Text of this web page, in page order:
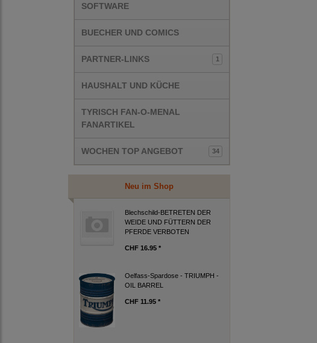
SOFTWARE
BUECHER UND COMICS
PARTNER-LINKS 1
HAUSHALT UND KÜCHE
TYRISCH FAN-O-MENAL
FANARTIKEL
WOCHEN TOP ANGEBOT 34
Neu im Shop
Blechschild-BETRETEN DER
WEIDE UND FÜTTERN DER
PFERDE VERBOTEN
CHF 16.95 *
Oelfass-Spardose - TRIUMPH -
OIL BARREL
CHF 11.95 *